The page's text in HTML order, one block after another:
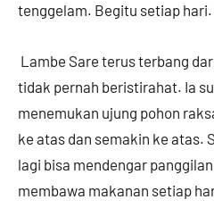
tenggelam. Begitu setiap hari.
Lambe Sare terus terbang
tidak pernah beristirahat. Ia
menemukan ujung pohon
ke atas dan semakin ke atas.
lagi bisa mendengar
membawa makanan setiap